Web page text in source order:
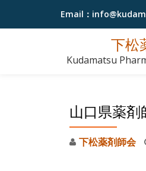
コ
Email：
下松
Kudamatsu
山口県薬
下松薬剤師会